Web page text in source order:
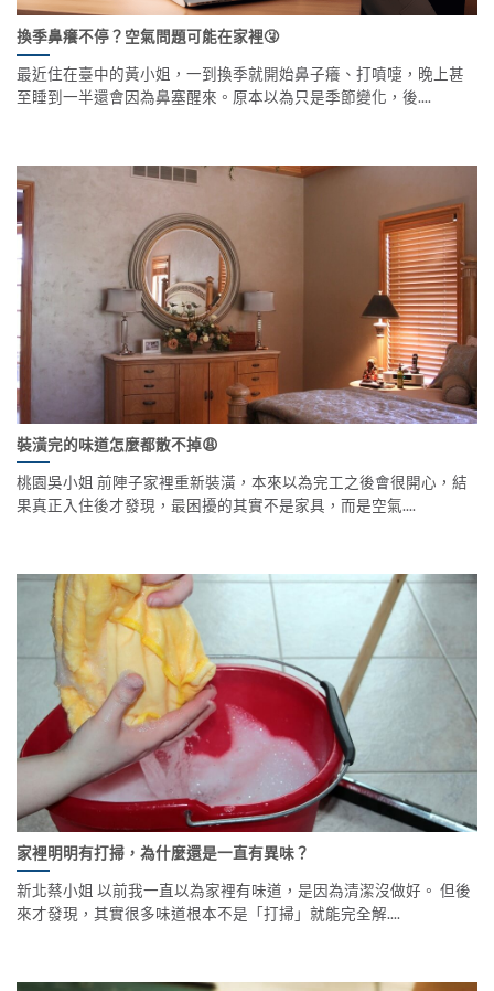
換季鼻癢不停？空氣問題可能在家裡🤧
最近住在臺中的黃小姐，一到換季就開始鼻子癢、打噴嚏，晚上甚
至睡到一半還會因為鼻塞醒來。原本以為只是季節變化，後....
裝潢完的味道怎麼都散不掉😩
桃園吳小姐 前陣子家裡重新裝潢，本來以為完工之後會很開心，結
果真正入住後才發現，最困擾的其實不是家具，而是空氣....
家裡明明有打掃，為什麼還是一直有異味？
新北蔡小姐 以前我一直以為家裡有味道，是因為清潔沒做好。 但後
來才發現，其實很多味道根本不是「打掃」就能完全解....